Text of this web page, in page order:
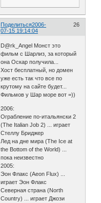
Поделиться 26
2006-
07-15 19:14:04
D@rk_Angel Монст это
фильм с Шарлиз, за который
она Оскар получила...
Хост бесплатный, но домен
уже есть так что все по
крутому на сайте будет...
Фильмов у Шар море вот =))
2006:
Ограбление по-итальянски 2
(The Italian Job 2) ... играет
Стеллу Бриджер
Лед на дне мира (The Ice at
the Bottom of the World) ...
пока неизвестно
2005:
Эон Флакс (Aeon Flux) ...
играет Эон Флакс
Северная страна (North
Country) ... играет Джози